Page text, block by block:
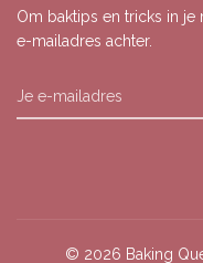
Om baktips en tricks in je
e-mailadres achter.
© 2026 Baking